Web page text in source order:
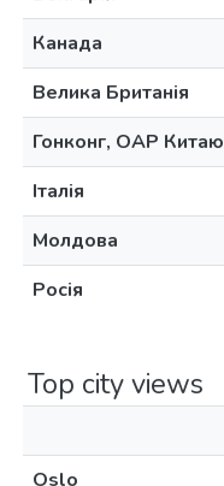
Канада
Велика Британія
Гонконг, ОАР Китаю
Італія
Молдова
Росія
Top city views
Oslo